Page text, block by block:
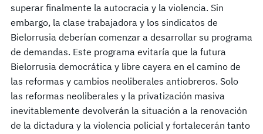
superar finalmente la autocracia y la violencia. Sin
embargo, la clase trabajadora y los sindicatos de
Bielorrusia deberían comenzar a desarrollar su programa
de demandas. Este programa evitaría que la futura
Bielorrusia democrática y libre cayera en el camino de
las reformas y cambios neoliberales antiobreros. Solo
las reformas neoliberales y la privatización masiva
inevitablemente devolverán la situación a la renovación
de la dictadura y la violencia policial y fortalecerán tanto